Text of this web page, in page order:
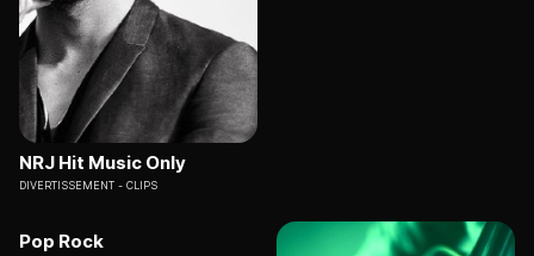
NRJ Hit Music Only
DIVERTISSEMENT CLIPS
Pop Rock